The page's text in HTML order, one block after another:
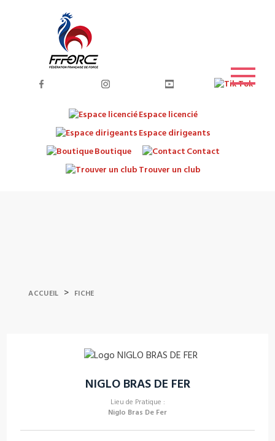
Espace licencié
Espace dirigeants
Boutique
Contact
Trouver un club
ACCUEIL > FICHE
NIGLO BRAS DE FER
Lieu de Pratique :
Niglo Bras De Fer